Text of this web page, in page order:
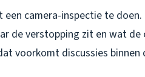
camera-inspectie te
de verstopping zit en wat
voorkomt discussies binnen